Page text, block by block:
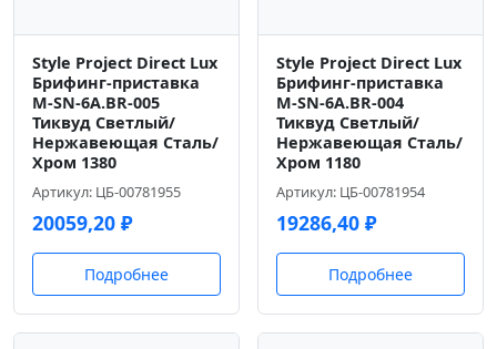
Style Project Direct Lux
Брифинг-приставка
M-SN-6A.BR-005
Тиквуд Светлый/
Нержавеющая Сталь/
Хром 1380
Артикул: ЦБ-00781955
20059,20 ₽
Подробнее
Style Project Direct Lux
Брифинг-приставка
M-SN-6A.BR-004
Тиквуд Светлый/
Нержавеющая Сталь/
Хром 1180
Артикул: ЦБ-00781954
19286,40 ₽
Подробнее